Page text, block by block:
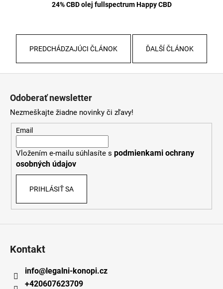
24% CBD olej fullspectrum Happy CBD
PREDCHÁDZAJÚCI ČLÁNOK ĎALŠÍ ČLÁNOK
Odoberať newsletter
Nezmeškajte žiadne novinky či zľavy!
Email
Vložením e-mailu súhlasíte s podmienkami ochrany
osobných údajov
PRIHLÁSIŤ SA
Kontakt
info@legalni-konopi.cz
+420607623709